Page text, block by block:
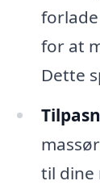
for at
Dette
til dine